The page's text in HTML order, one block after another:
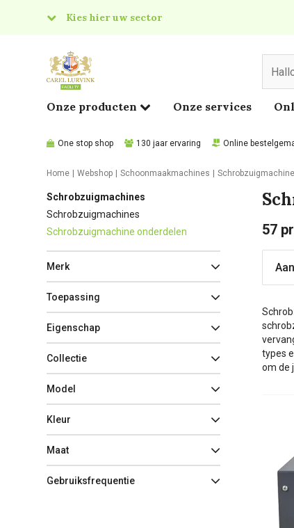
Kies hier uw sector
Food
Onze producten Onze services
One stop shop 130 jaar ervaring Online
Home Webshop Schoonmaakmachines
Schrobzuigmachines
Schrobzuigmachines
Schrobzuigmachine onderdelen
Merk
Toepassing
Eigenschap
Collectie
Model
Kleur
Maat
Gebruiksfrequentie
57
types
om de